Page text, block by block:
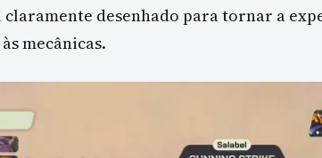
claramente desenhado para tornar a
mecânicas.